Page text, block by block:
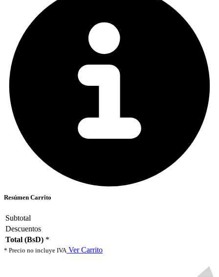
Resúmen Carrito
Subtotal
Descuentos
Total (BsD) *
* Precio no incluye IVA Ver Carrito